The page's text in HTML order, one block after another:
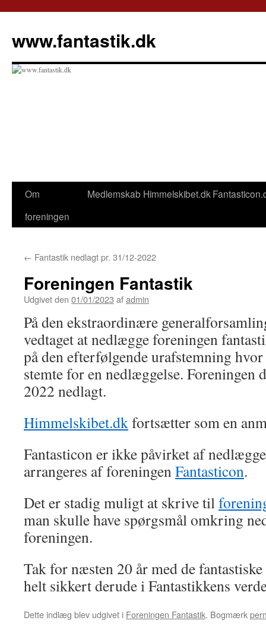
indhold
www.fantastik.dk
Om
foreningen
Medlemskab Himmelskibet.dk
← Fantastik nedlagt pr. 31/12-2022
Foreningen Fantastik
Udgivet den 01/01/2023 afadmin
På den ekstraordinære
vedtaget at nedlægge foreningen
på den efterfølgende urafstemning
stemte for en nedlæggelse. Foreningen
2022 nedlagt.
Himmelskibet.dkfortsætter som en
Fantasticon er ikke påvirket af
arrangeres af foreningenFantasticon.
Det er stadig muligt at skrive til
man skulle have spørgsmål omkring
foreningen.
Tak for næsten 20 år med de
helt sikkert derude i Fantastikkens
Dette indlæg blev udgivet i Foreningen Fantastik. Bogmærk